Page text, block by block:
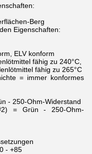
Berg
Eigenschaften:
ELV konform
fähig zu 240°C,
fähig zu 265°C
= immer konformes
- 250-Ohm-Widerstand
= Grün - 250-Ohm-
- +85